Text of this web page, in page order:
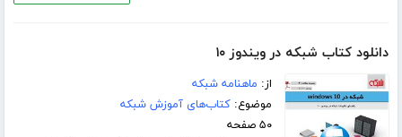
دانلود کتاب شبکه در ویندوز ۱۰
از: ماهنامه شبکه
موضوع:کتاب‌های آموزش شبکه
۵۰ صفحه